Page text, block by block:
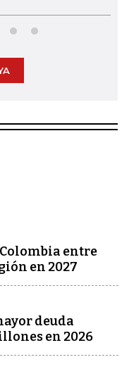
entre
en 2027
deuda
en 2026